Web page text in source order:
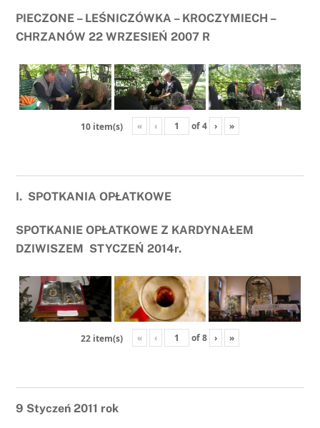
PIECZONE – LEŚNICZÓWKA – KROCZYMIECH –
CHRZANÓW 22 WRZESIEŃ 2007 R
10 item(s) « ‹ of4 › »
I. SPOTKANIA OPŁATKOWE
SPOTKANIE OPŁATKOWE Z KARDYNAŁEM
DZIWISZEM STYCZEŃ 2014r.
22 item(s) « ‹ of8 › »
9 Styczeń 2011 rok